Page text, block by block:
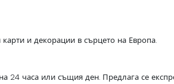
и декорации в сърцето на Европа.
24 часа или същия ден. Предлага се